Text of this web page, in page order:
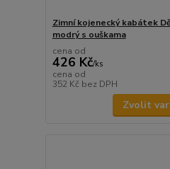
Zimní kojenecký kabátek
modrý s ouškama
cena od
426 Kč/ks
cena od
352 Kč bez DPH
Zvolit